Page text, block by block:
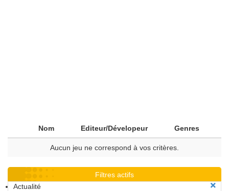
Nom Editeur/Dévelopeur Genres
Aucun jeu ne correspond à vos critères.
Filtres actifs
Actualité